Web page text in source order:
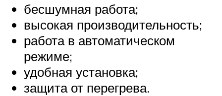
бесшумная работа;
высокая производительность;
работа в автоматическом
режиме;
удобная установка;
защита от перегрева.